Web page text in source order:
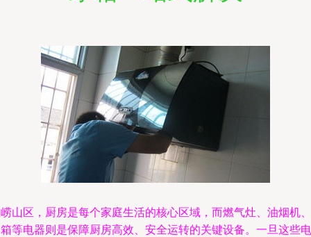
山区，厨房是每个家庭生活的核心区域，而燃气灶、油烟机、
等电器则是保障厨房高效、安全运转的关键设备。一旦这些电